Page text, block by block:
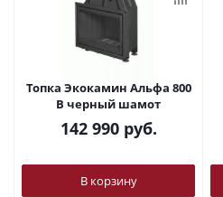
Топка Экокамин Альфа 800
В черный шамот
142 990руб.
В корзину